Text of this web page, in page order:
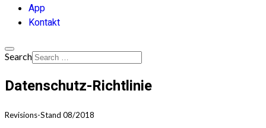
App
Kontakt
Search
Datenschutz-Richtlinie
Revisions-Stand 08/2018